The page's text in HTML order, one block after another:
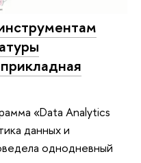
«Data Analytics
данных и
однодневный